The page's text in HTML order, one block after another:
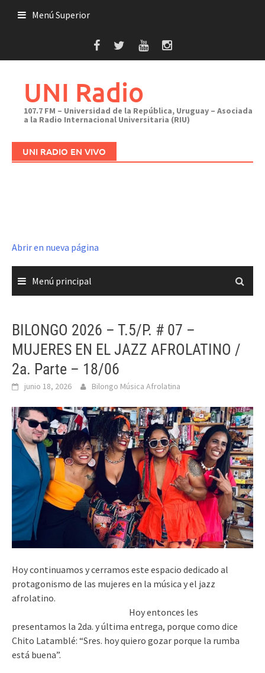
Menú Superior
UNI Radio
107.7 FM – Universidad de la República, Uruguay – Asociada
a la Radio Internacional Universitaria (RIU)
UNI RADIO EN VIVO
Abrir en nueva página
Menú principal
BILONGO 2026 – T.5/P. # 07 –
MUJERES EN EL JAZZ AFROLATINO /
2a. Parte – 18/06
junio 18, 2026 Bilongo Música Afrolatina
Hoy continuamos y cerramos este espacio dedicado al
protagonismo de las mujeres en la música y el jazz
afrolatino.
Hoy entonces les
presentamos la 2da. y última entrega, porque como dice
Chito Latamblé: “Sres. hoy quiero gozar porque la rumba
está buena”.